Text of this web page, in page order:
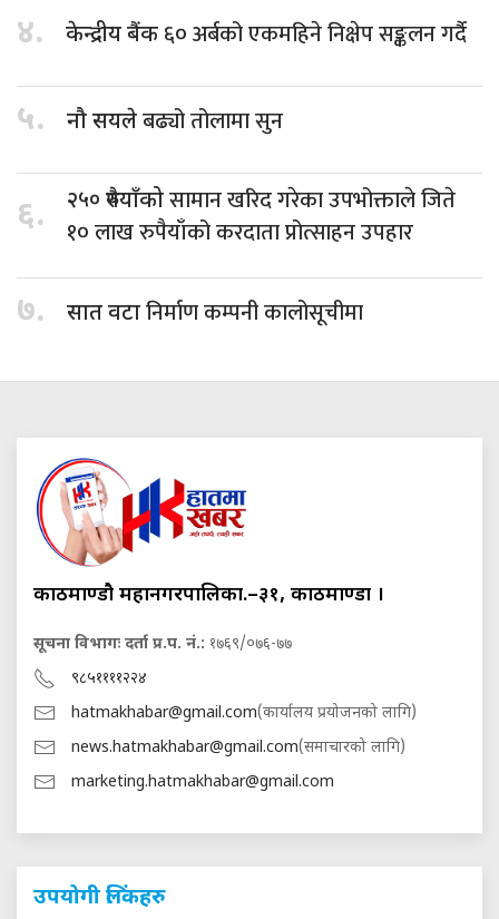
४. केन्द्रीय बैंक ६० अर्बको एकमहिने निक्षेप सङ्कलन गर्दै
५. नौ सयलेबढ्यो तोलामा सुन
६. २५० रुपैयाँकोसामान खरिद गरेका उपभोक्ताले जिते
१० लाख रुपैयाँको करदाता प्रोत्साहन उपहार
७. सात वटानिर्माण कम्पनी कालोसूचीमा
काठमाण्डौ महानगरपालिका.–३१, काठमाण्डौं ।
सूचना विभागः दर्ता प्र.प. नं.: १७६९/०७६-७७
९८५११११२२४
hatmakhabar@gmail.com(कार्यालय प्रयोजनको लागि)
news.hatmakhabar@gmail.com(समाचारको लागि)
marketing.hatmakhabar@gmail.com
उपयोगी लिंकहरु